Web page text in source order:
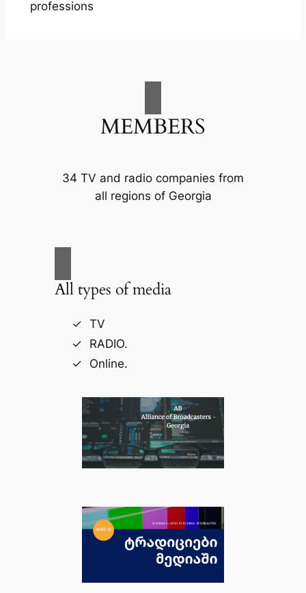
professions
MEMBERS
34 TV and radio companies from
all regions of Georgia
All types of media
TV
RADIO.
Online.